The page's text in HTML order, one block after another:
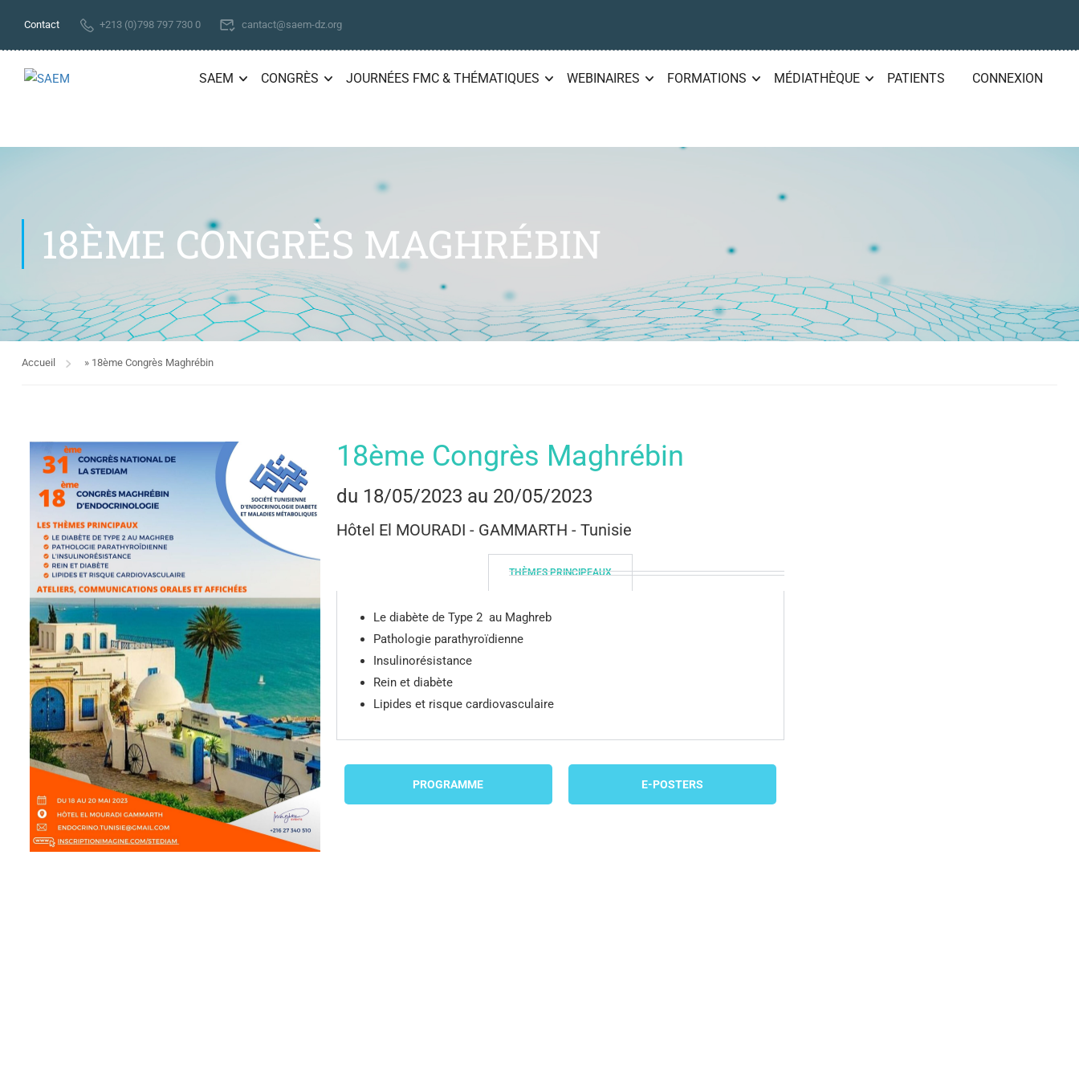
Contact +213 (0)798 797 730 0 cantact@saem-dz.org
SAEM CONGRÈS JOURNÉES FMC & THÉMATIQUES WEBINAIRES FORMATIONS MÉDIATHÈQUE PATIENTS CONNEXION
18ÈME CONGRÈS MAGHRÉBIN
Accueil » 18ème Congrès Maghrébin
18ème Congrès Maghrébin
du 18/05/2023 au 20/05/2023
Hôtel El MOURADI - GAMMARTH - Tunisie
THÈMES PRINCIPEAUX
Le diabète de Type 2 au Maghreb
Pathologie parathyroïdienne
Insulinorésistance
Rein et diabète
Lipides et risque cardiovasculaire
PROGRAMME E-POSTERS